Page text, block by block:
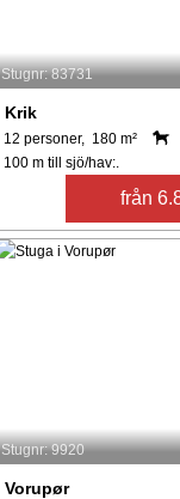
Stugnr: 83731
Krik
12 personer, 180 m²
100 m till sjö/hav:.
från
Stugnr: 9920
Vorupør